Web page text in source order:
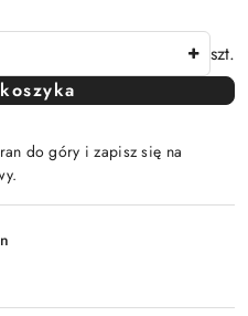
szt.
do góry i zapisz się na